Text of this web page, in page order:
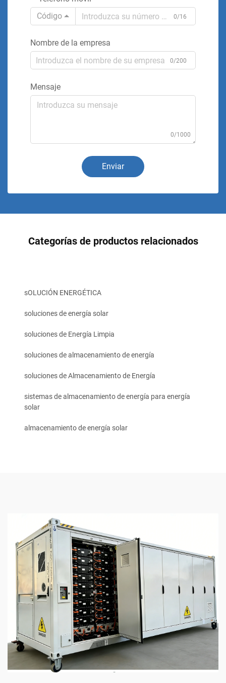
Código
0/16
Nombre de la empresa
0/200
Mensaje
0/1000
Enviar
Categorías de productos relacionados
sOLUCIÓN ENERGÉTICA
soluciones de energía solar
soluciones de Energía Limpia
soluciones de almacenamiento de energía
soluciones de Almacenamiento de Energía
sistemas de almacenamiento de energía para energía
solar
almacenamiento de energía solar